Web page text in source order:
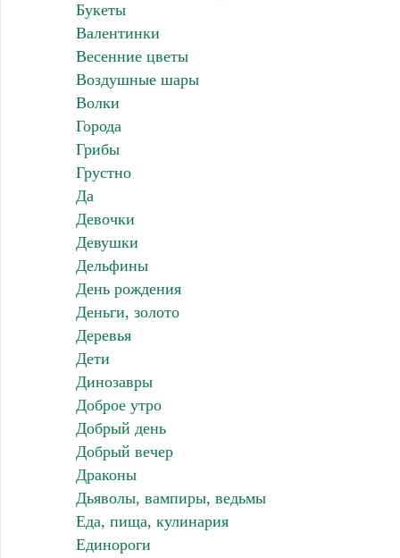
Букеты
Валентинки
Весенние цветы
Воздушные шары
Волки
Города
Грибы
Грустно
Да
Девочки
Девушки
Дельфины
День рождения
Деньги, золото
Деревья
Дети
Динозавры
Доброе утро
Добрый день
Добрый вечер
Драконы
Дьяволы, вампиры, ведьмы
Еда, пища, кулинария
Единороги